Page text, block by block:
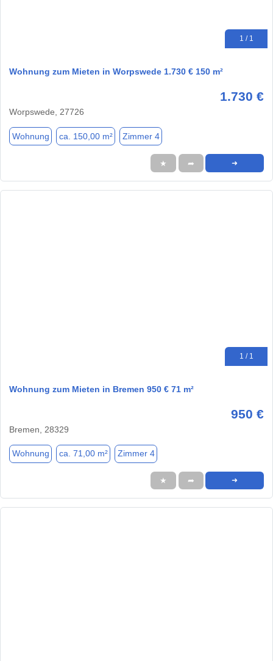
1 / 1
Wohnung zum Mieten in Worpswede 1.730 € 150 m²
1.730 €
Worpswede, 27726
Wohnung ca. 150,00 m² Zimmer 4
★ ➦ ➜
1 / 1
Wohnung zum Mieten in Bremen 950 € 71 m²
950 €
Bremen, 28329
Wohnung ca. 71,00 m² Zimmer 4
★ ➦ ➜